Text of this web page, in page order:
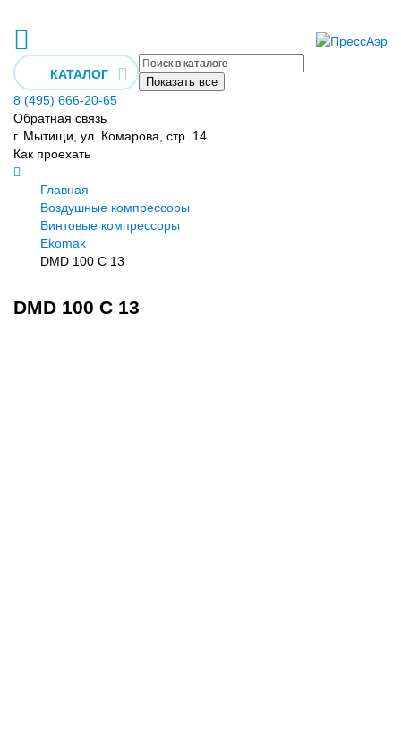
КАТАЛОГ
Показать все
8 (495) 666-20-65
Обратная связь
г. Мытищи, ул. Комарова, стр. 14
Как проехать
Главная
Воздушные компрессоры
Винтовые компрессоры
Ekomak
DMD 100 C 13
DMD 100 C 13